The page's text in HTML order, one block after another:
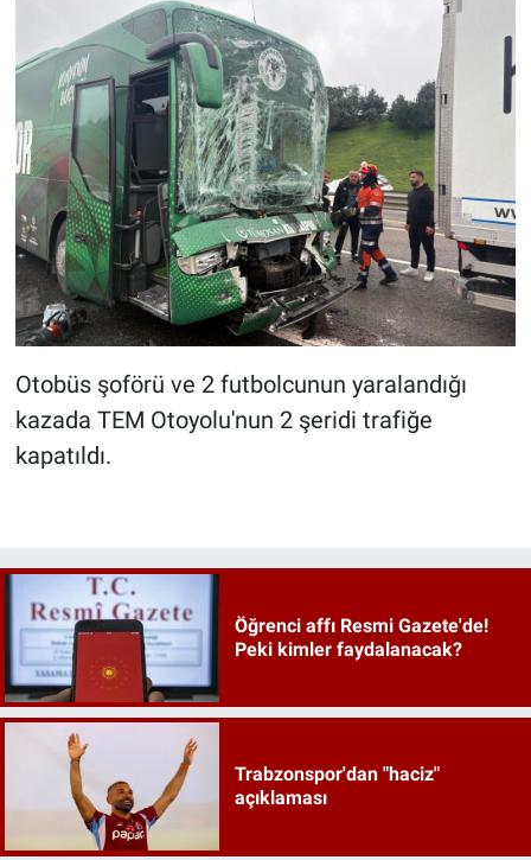
Otobüs şoförü ve 2 futbolcunun yaralandığı
kazada TEM Otoyolu'nun 2 şeridi trafiğe
kapatıldı.
Öğrenci affı Resmi Gazete'de!
Peki kimler faydalanacak?
Trabzonspor'dan "haciz"
açıklaması